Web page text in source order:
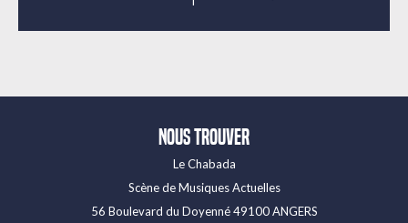
Nous trouver
Le Chabada
Scène de Musiques Actuelles
56 Boulevard du Doyenné 49100 ANGERS